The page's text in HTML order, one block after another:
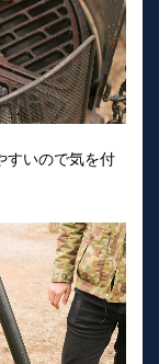
すいので気を付